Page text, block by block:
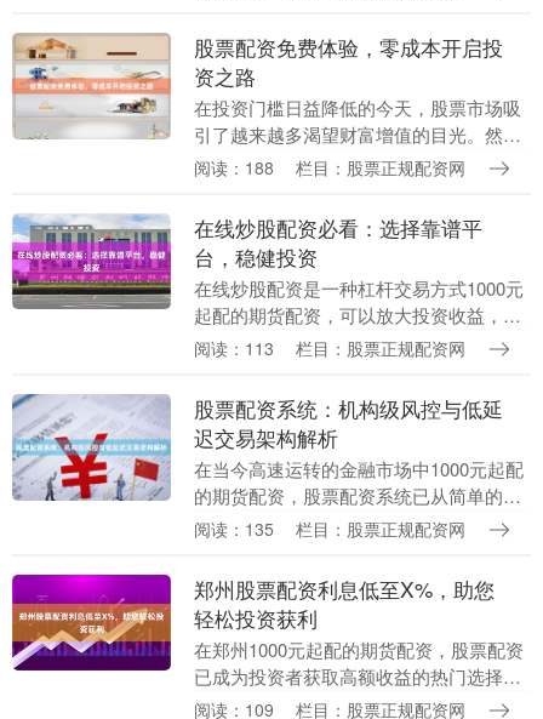
放大交易规模的....
股票配资免费体验，零成本开启投
资之路
在投资门槛日益降低的今天，股票市场吸
引了越来越多渴望财富增值的目光。然
而，对于许多新手投资者而言，初始资金
此时，“股票配资免....
阅读：188 栏目：股票正规配资网
在线炒股配资必看：选择靠谱平
台，稳健投资
在线炒股配资是一种杠杆交易方式1000元
起配的期货配资，可以放大投资收益，但
同时也伴随更高的风险。因此，选择一个
台的要点....
阅读：113 栏目：股票正规配资网
股票配资系统：机构级风控与低延
迟交易架构解析
在当今高速运转的金融市场中1000元起配
的期货配资，股票配资系统已从简单的资
金借贷工具，演变为集尖端科技与严谨风
资系统的核心....
阅读：135 栏目：股票正规配资网
郑州股票配资利息低至X%，助您
轻松投资获利
在郑州1000元起配的期货配资，股票配资
已成为投资者获取高额收益的热门选择。
如今，郑州股票配资利息低至X00元起配
阅读：109 栏目：股票正规配资网